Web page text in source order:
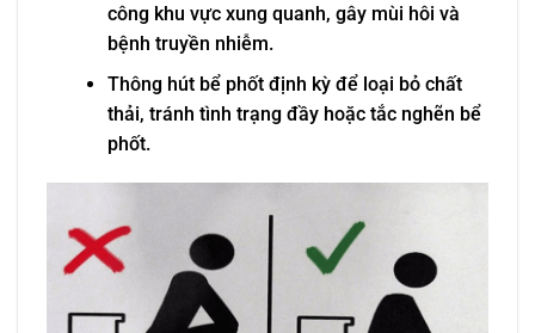
công khu vực xung quanh, gây mùi hôi và
bệnh truyền nhiễm.
Thông hút bể phốt định kỳ để loại bỏ chất
thải, tránh tình trạng đầy hoặc tắc nghẽn bể
phốt.